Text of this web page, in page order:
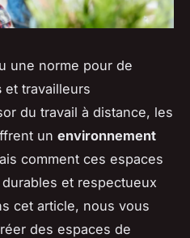
une norme pour de
et travailleurs
du travail à distance, les
un environnement
comment ces espaces
et respectueux
cet article, nous vous
des espaces de